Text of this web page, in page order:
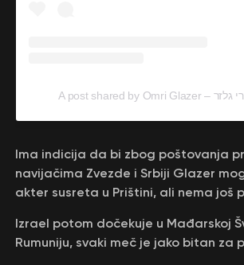
Ima indicija da bi zbog poštovanja
navijačima Zvezde i Srbiji Glazer
akter susreta u Prištini, ali nema još
Izrael potom dočekuje u Mađarskoj
Rumuniju, svaki meč je jako bitan za